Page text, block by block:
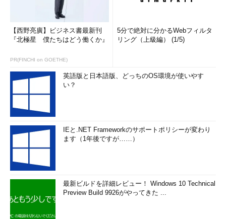
上記のINITIAL／NEXT で指定される領域の塊を「
ト」と呼びます。つまり、通常は作成直後のテーブルは1つのエ
クステントからなっていますが、データの増加によって自動拡張
される際にエクステントが自動的に追加されていくわけです。上
とになります。
るようにしましょう。というのも、運用を続けていくとどうして
もテーブルスペースは「断片化」して使用効率が悪くなっていき
ます。テーブルの拡大・縮小が繰り返されると使われなくなった
「エクステント」が発生するのですが、その大きさがバラバラだ
データファイルのオプションである AUTOEXTEND はオフにす
ることをお勧めします。というのも、データファイルを自動拡張
可能にしても、もともとのディスクの大きさ以上にはできないわ
けですし、それ以前にOracleマイスターとしてはしっかりテーブ
【西野亮廣】ビジネス書最新刊
『北極星 僕たちはどう働くか』
PR(FINCHI on GOETHE)
5分で絶対に分かるWebフィルタ
リング（上級編） (1/5)
英語版と日本語版、どっちのOS環境が使いやす
い？
IEと.NET Frameworkのサポートポリシーが変わり
ます（1年後ですが……）
最新ビルドを詳細レビュー！ Windows 10 Technical
Preview Build 9926がやってきた ...